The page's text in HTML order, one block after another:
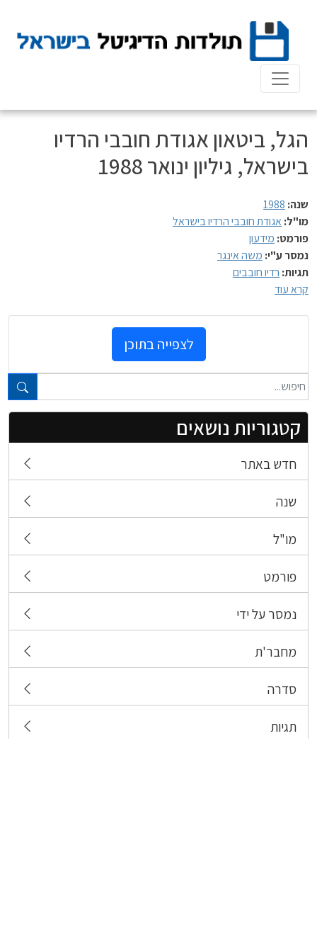
content
טקסט חופשי...
קטגוריות נושאים
חדש באתר
שנה
מו"ל
פורמט
נמסר על ידי
מחבר'ת
סדרה
תגיות
הגל, ביטאון אגודת חובבי הרדיו
בישראל, גיליון ינואר 1988
שנה: 1988
מו"ל: אגודת חובבי הרדיו בישראל
פורמט: מידעון
נמסר ע"י: משה אינגר
תגיות: רדיו חובבים
קרא עוד
לצפייה בתוכן